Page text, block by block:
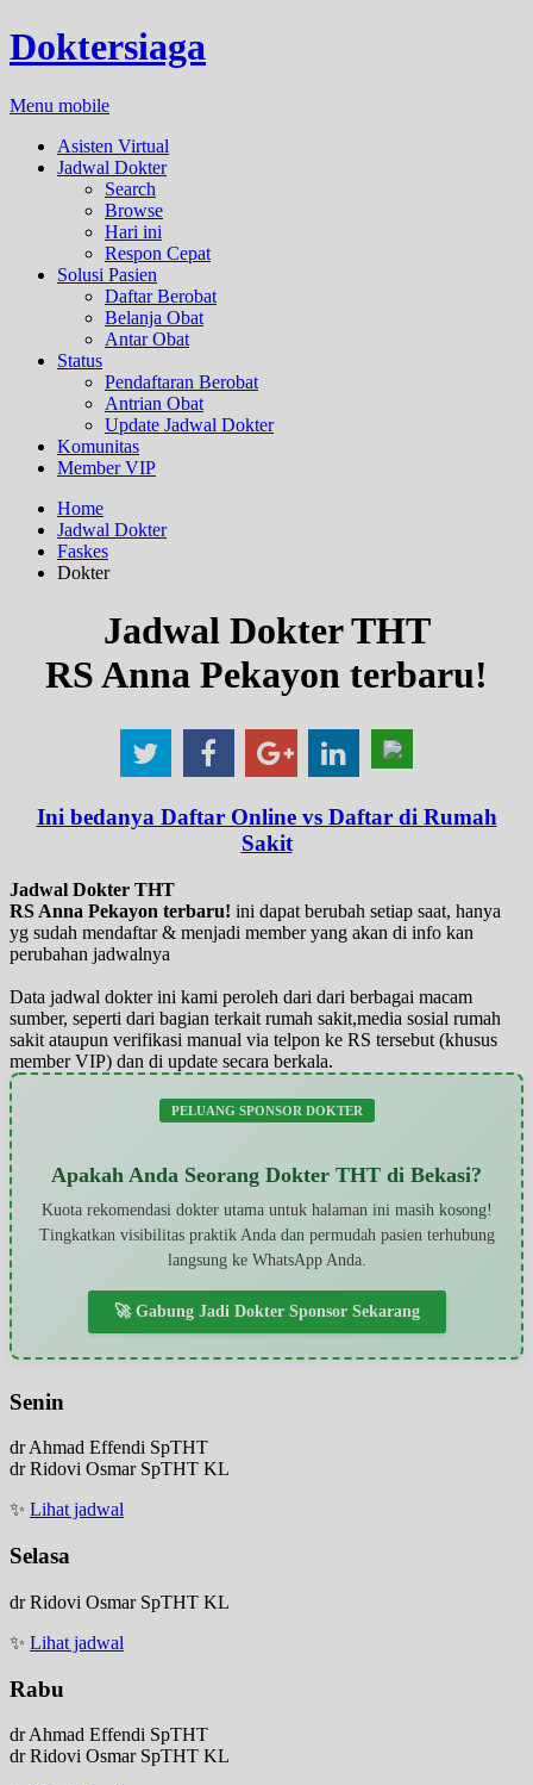
Doktersiaga
Menu mobile
Asisten Virtual
Jadwal Dokter
Search
Browse
Hari ini
Respon Cepat
Solusi Pasien
Daftar Berobat
Belanja Obat
Antar Obat
Status
Pendaftaran Berobat
Antrian Obat
Update Jadwal Dokter
Komunitas
Member VIP
Home
Jadwal Dokter
Faskes
Dokter
Jadwal Dokter THT
RS Anna Pekayon terbaru!
Ini bedanya Daftar Online vs Daftar di Rumah
Sakit
Jadwal Dokter THT
RS Anna Pekayon terbaru! ini dapat berubah setiap saat, hanya
yg sudah mendaftar & menjadi member yang akan di info kan
perubahan jadwalnya
Data jadwal dokter ini kami peroleh dari dari berbagai macam
sumber, seperti dari bagian terkait rumah sakit,media sosial rumah
sakit ataupun verifikasi manual via telpon ke RS tersebut (khusus
member VIP) dan di update secara berkala.
PELUANG SPONSOR DOKTER
Apakah Anda Seorang Dokter THT di Bekasi?
Kuota rekomendasi dokter utama untuk halaman ini masih kosong!
Tingkatkan visibilitas praktik Anda dan permudah pasien terhubung
langsung ke WhatsApp Anda.
🚀 Gabung Jadi Dokter Sponsor Sekarang
Senin
dr Ahmad Effendi SpTHT
dr Ridovi Osmar SpTHT KL
✨ Lihat jadwal
Selasa
dr Ridovi Osmar SpTHT KL
✨ Lihat jadwal
Rabu
dr Ahmad Effendi SpTHT
dr Ridovi Osmar SpTHT KL